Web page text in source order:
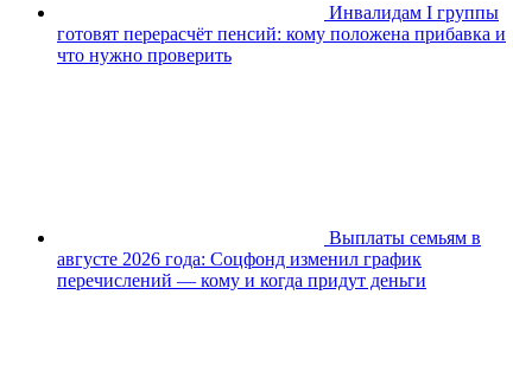
Инвалидам I группы
готовят перерасчёт пенсий: кому положена прибавка и
что нужно проверить
Выплаты семьям в
августе 2026 года: Соцфонд изменил график
перечислений — кому и когда придут деньги